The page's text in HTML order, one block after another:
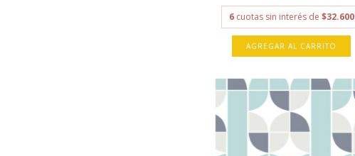
6 cuotas sin interés de $32.600
AGREGAR AL CARRITO